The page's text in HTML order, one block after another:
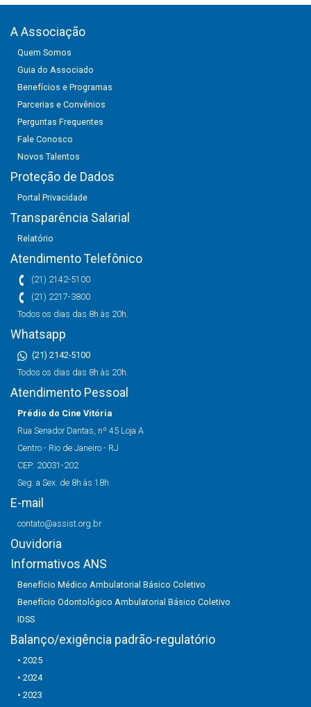
A Associação
Quem Somos
Guia do Associado
Benefícios e Programas
Parcerias e Convênios
Perguntas Frequentes
Fale Conosco
Novos Talentos
Proteção de Dados
Portal Privacidade
Transparência Salarial
Relatório
Atendimento Telefônico
(21) 2142-5100
(21) 2217-3800
Todos os dias das 8h às 20h.
Whatsapp
(21) 2142-5100
Todos os dias das 8h às 20h.
Atendimento Pessoal
Prédio do Cine Vitória
Rua Senador Dantas, nº 45 Loja A
Centro - Rio de Janeiro - RJ
CEP: 20031-202
Seg. a Sex. de 8h às 18h.
E-mail
contato@assist.org.br
Ouvidoria
Informativos ANS
Benefício Médico Ambulatorial Básico Coletivo
Benefício Odontológico Ambulatorial Básico Coletivo
IDSS
Balanço/exigência padrão-regulatório
• 2025
• 2024
• 2023